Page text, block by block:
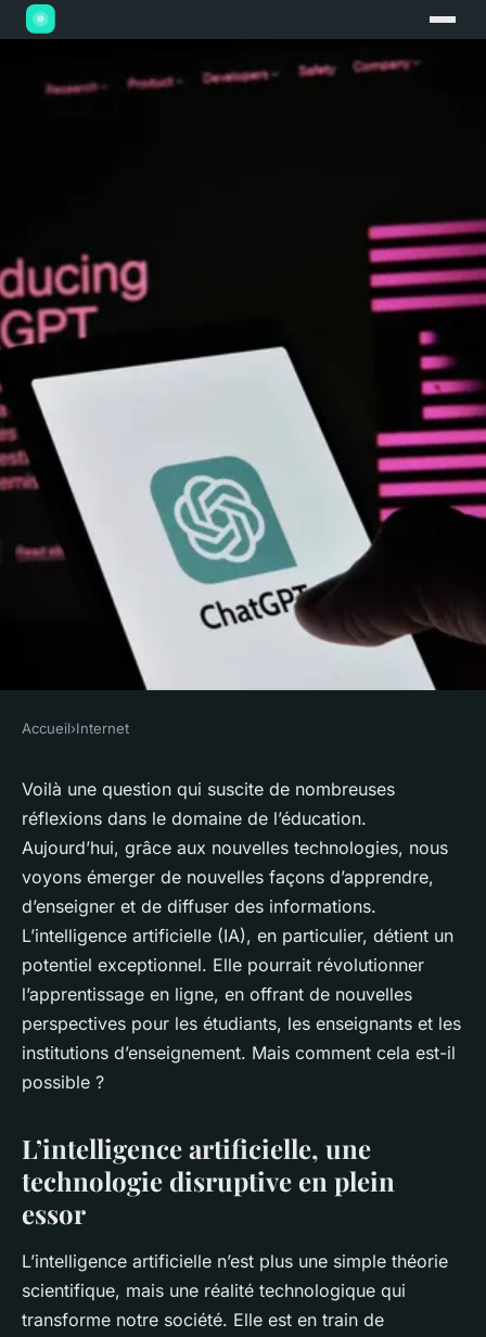
Comment l'intelligence
artificielle peut-elle améliorer
l'éducation en ligne ?
admin•30 novembre 2023• 6 min de lecture
Accueil›Internet
Voilà une question qui suscite de nombreuses
réflexions dans le domaine de l’éducation.
Aujourd’hui, grâce aux nouvelles technologies, nous
voyons émerger de nouvelles façons d’apprendre,
d’enseigner et de diffuser des informations.
L’intelligence artificielle (IA), en particulier, détient un
potentiel exceptionnel. Elle pourrait révolutionner
l’apprentissage en ligne, en offrant de nouvelles
perspectives pour les étudiants, les enseignants et les
institutions d’enseignement. Mais comment cela est-il
possible ?
L’intelligence artificielle, une
technologie disruptive en plein
essor
L’intelligence artificielle n’est plus une simple théorie
scientifique, mais une réalité technologique qui
transforme notre société. Elle est en train de